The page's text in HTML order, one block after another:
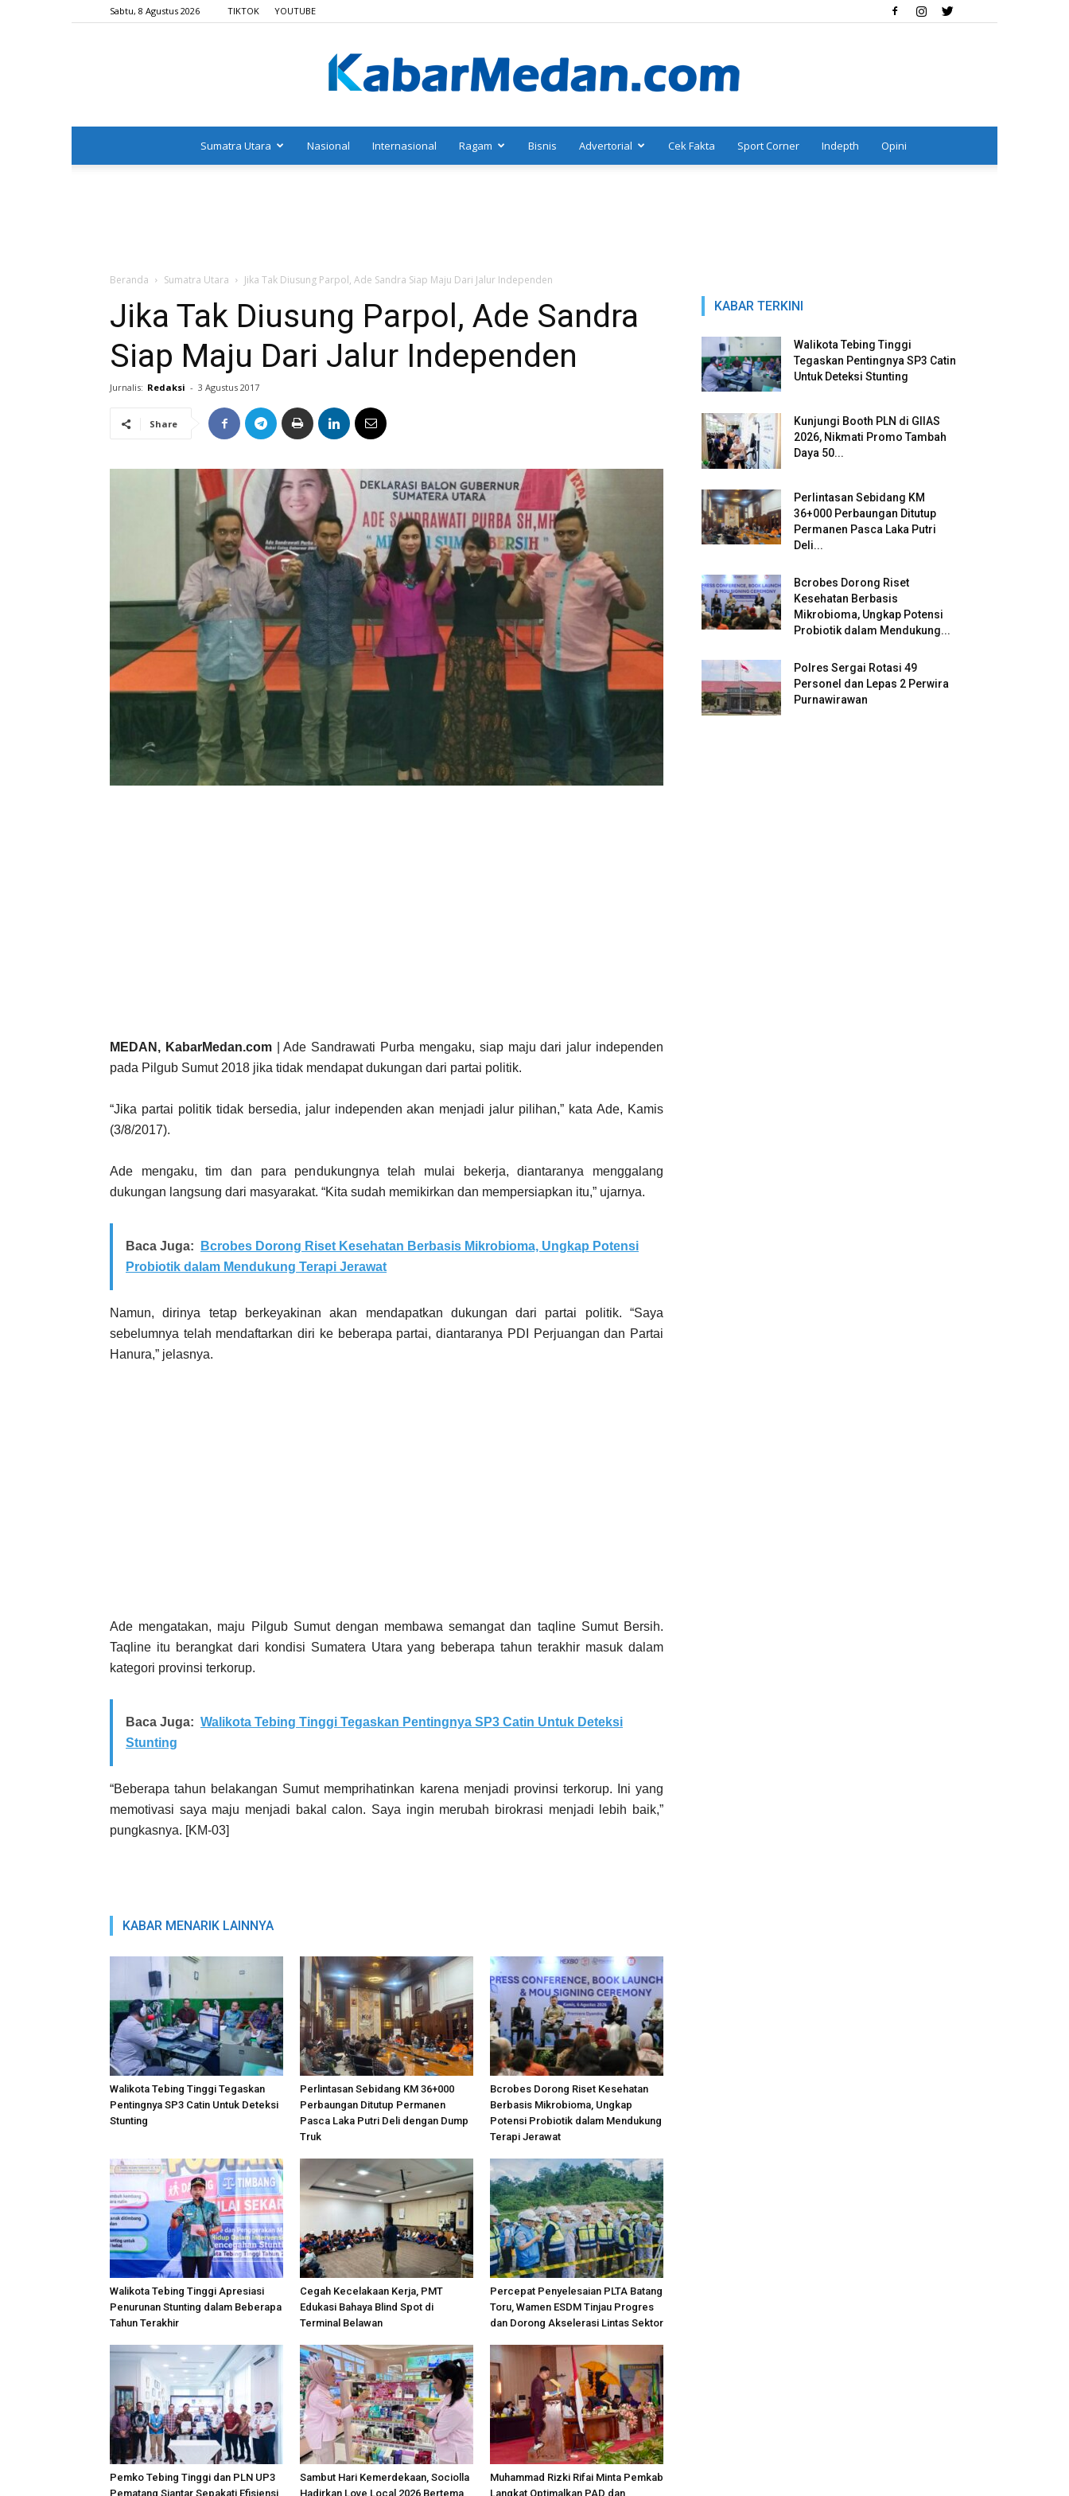
Sabtu, 8 Agustus 2026 TIKTOK YOUTUBE
Sumatra Utara Nasional Internasional Ragam Bisnis Advertorial Cek Fakta Sport Corner Indepth Opini
Beranda Sumatra Utara Jika Tak Diusung Parpol, Ade Sandra Siap Maju Dari Jalur Independen
Jika Tak Diusung Parpol, Ade Sandra
Siap Maju Dari Jalur Independen
Jurnalis: Redaksi - 3 Agustus 2017
Share
MEDAN, KabarMedan.com| Ade Sandrawati Purba mengaku, siap maju dari jalur independen
pada Pilgub Sumut 2018 jika tidak mendapat dukungan dari partai politik.
“Jika partai politik tidak bersedia, jalur independen akan menjadi jalur pilihan,” kata Ade, Kamis
(3/8/2017).
Ade mengaku, tim dan para pendukungnya telah mulai bekerja, diantaranya menggalang
dukungan langsung dari masyarakat. “Kita sudah memikirkan dan mempersiapkan itu,” ujarnya.
Baca Juga:
Bcrobes Dorong Riset Kesehatan Berbasis Mikrobioma, Ungkap Potensi
Probiotik dalam Mendukung Terapi Jerawat
Namun, dirinya tetap berkeyakinan akan mendapatkan dukungan dari partai politik. “Saya
sebelumnya telah mendaftarkan diri ke beberapa partai, diantaranya PDI Perjuangan dan Partai
Hanura,” jelasnya.
Ade mengatakan, maju Pilgub Sumut dengan membawa semangat dan taqline Sumut Bersih.
Taqline itu berangkat dari kondisi Sumatera Utara yang beberapa tahun terakhir masuk dalam
kategori provinsi terkorup.
Baca Juga: Walikota Tebing Tinggi Tegaskan Pentingnya SP3 Catin Untuk Deteksi
Stunting
“Beberapa tahun belakangan Sumut memprihatinkan karena menjadi provinsi terkorup. Ini yang
memotivasi saya maju menjadi bakal calon. Saya ingin merubah birokrasi menjadi lebih baik,”
pungkasnya. [KM-03]
KABAR MENARIK LAINNYA
Walikota Tebing Tinggi Tegaskan
Pentingnya SP3 Catin Untuk Deteksi
Stunting
Perlintasan Sebidang KM 36+000
Perbaungan Ditutup Permanen
Pasca Laka Putri Deli dengan Dump
Truk
Bcrobes Dorong Riset Kesehatan
Berbasis Mikrobioma, Ungkap
Potensi Probiotik dalam Mendukung
Terapi Jerawat
Walikota Tebing Tinggi Apresiasi
Penurunan Stunting dalam Beberapa
Tahun Terakhir
Cegah Kecelakaan Kerja, PMT
Edukasi Bahaya Blind Spot di
Terminal Belawan
Percepat Penyelesaian PLTA Batang
Toru, Wamen ESDM Tinjau Progres
dan Dorong Akselerasi Lintas Sektor
Pemko Tebing Tinggi dan PLN UP3
Pematang Siantar Sepakati Efisiensi
Sambut Hari Kemerdekaan, Sociolla
Hadirkan Love Local 2026 Bertema
Muhammad Rizki Rifai Minta Pemkab
Langkat Optimalkan PAD dan
KABAR TERKINI
Walikota Tebing Tinggi
Tegaskan Pentingnya SP3 Catin
Untuk Deteksi Stunting
Kunjungi Booth PLN di GIIAS
2026, Nikmati Promo Tambah
Daya 50...
Perlintasan Sebidang KM
36+000 Perbaungan Ditutup
Permanen Pasca Laka Putri
Deli...
Bcrobes Dorong Riset
Kesehatan Berbasis
Mikrobioma, Ungkap Potensi
Probiotik dalam Mendukung...
Polres Sergai Rotasi 49
Personel dan Lepas 2 Perwira
Purnawirawan